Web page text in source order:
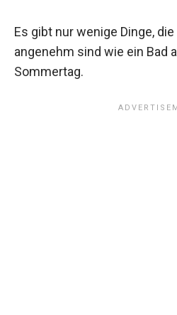
Es gibt nur wenige Dinge,
angenehm sind wie ein Bad
Sommertag.